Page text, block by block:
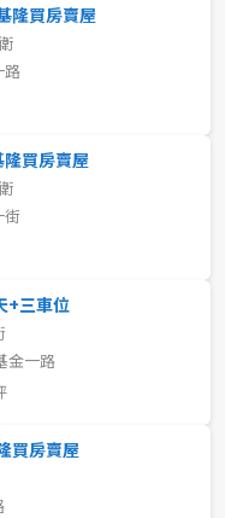
隆買房賣屋
路
買房賣屋
街
+三車位
金一路
買房賣屋